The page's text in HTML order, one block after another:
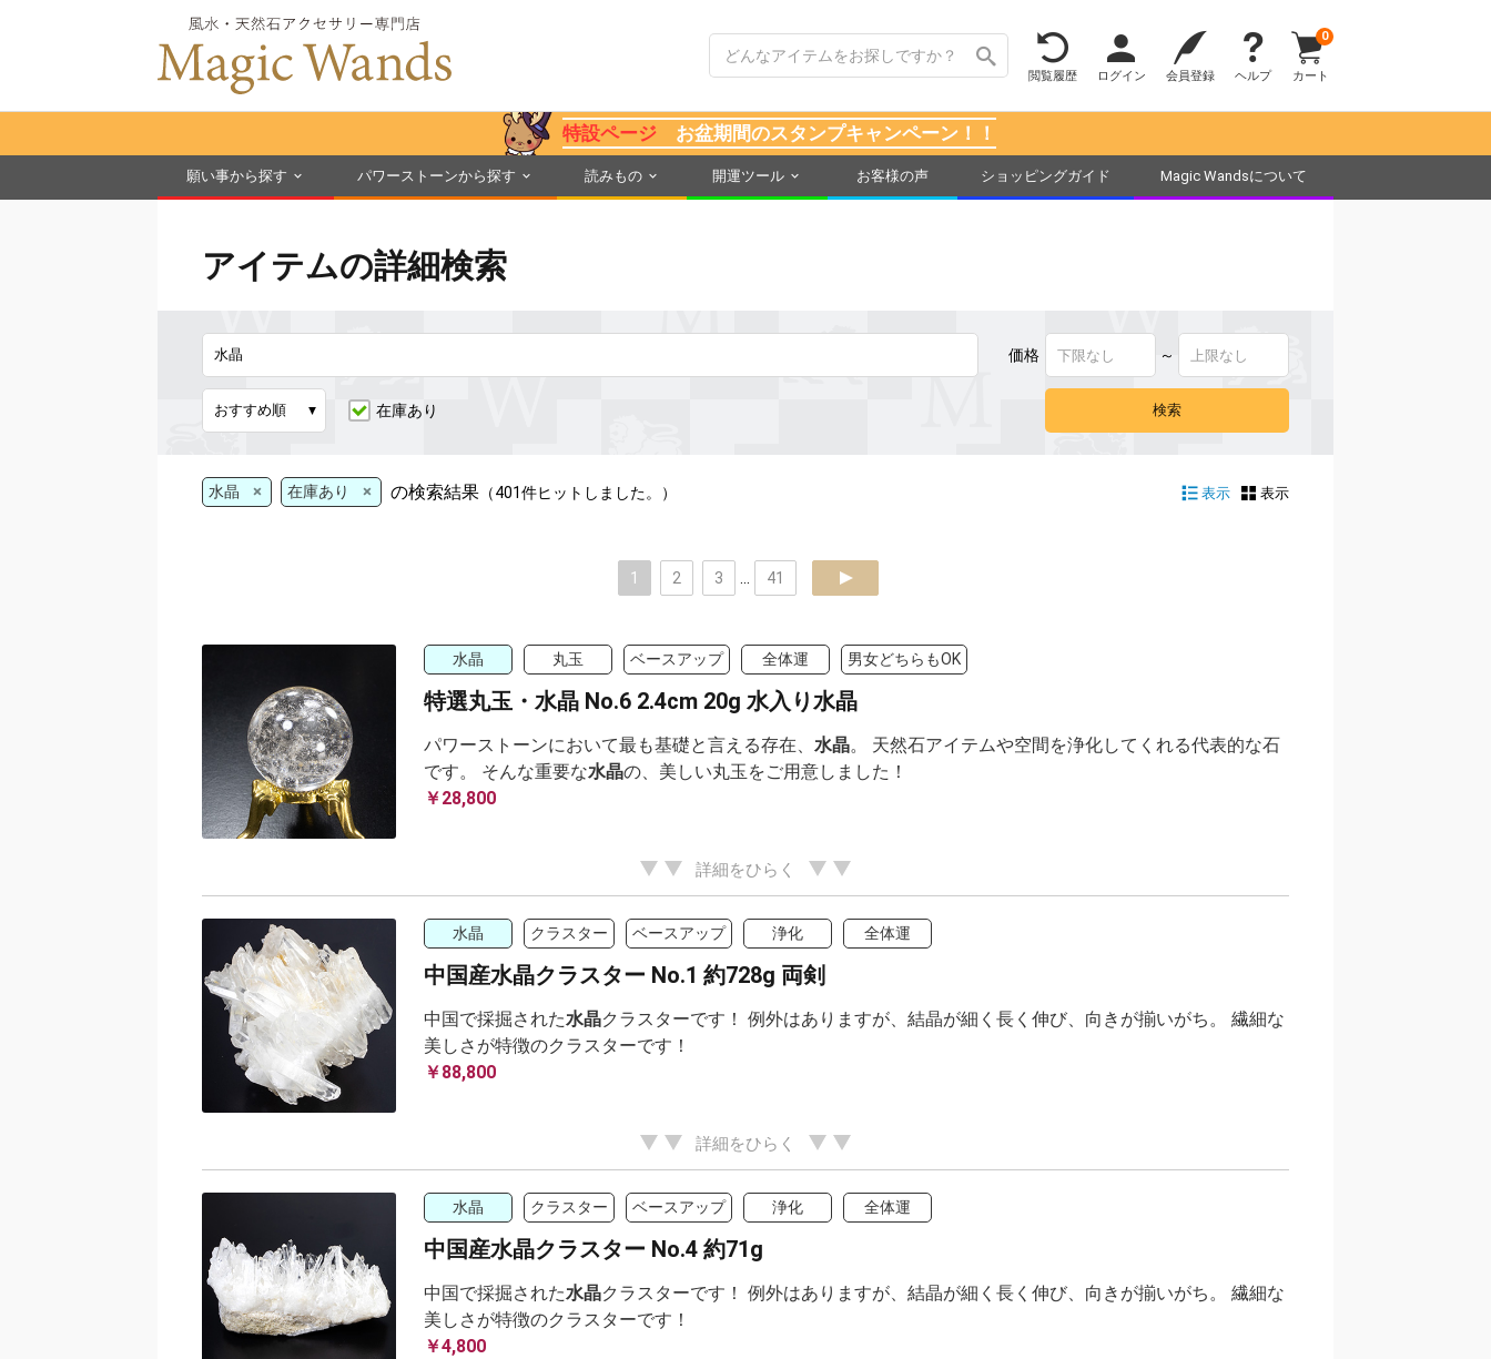
閲覧履歴 ログイン 会員登録 ヘルプ カート
0
特設ページ お盆期間のスタンプキャンペーン！！
願い事から探す パワーストーンから探す 読みもの 開運ツール お客様の声 ショッピングガイド Magic Wandsについて
アイテムの詳細検索
価格 ～
在庫あり
水晶 × 在庫あり × の検索結果 （401件ヒットしました。） 表示 表示
1 2 3 41 next
水晶 丸玉 ベースアップ 全体運 男女どちらもOK
特選丸玉・水晶 No.6 2.4cm 20g 水入り水晶
パワーストーンにおいて最も基礎と言える存在、 水晶。 天然石アイテムや空間を浄化してくれる代表的な石
です。 そんな重要な水晶の、美しい丸玉をご用意しました！
￥28,800
詳細をひらく
水晶 クラスター ベースアップ 浄化 全体運
中国産水晶クラスター No.1 約728g 両剣
中国で採掘された水晶クラスターです！ 例外はありますが、結晶が細く長く伸び、向きが揃いがち。 繊細な
美しさが特徴のクラスターです！
￥88,800
詳細をひらく
水晶 クラスター ベースアップ 浄化 全体運
中国産水晶クラスター No.4 約71g
中国で採掘された水晶クラスターです！ 例外はありますが、結晶が細く長く伸び、向きが揃いがち。 繊細な
美しさが特徴のクラスターです！
￥4,800